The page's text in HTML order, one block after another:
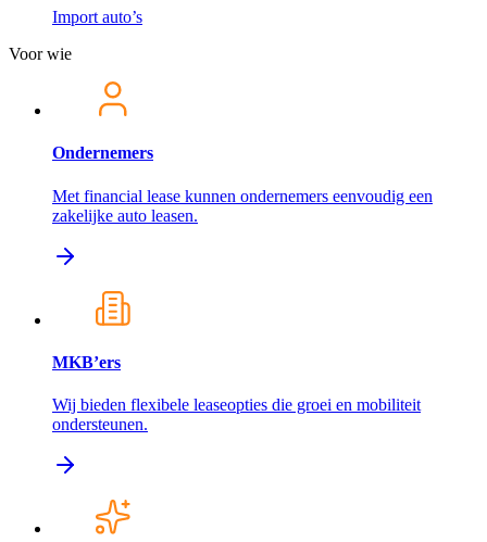
Import auto’s
Voor wie
Ondernemers
Met financial lease kunnen ondernemers eenvoudig een
zakelijke auto leasen.
MKB’ers
Wij bieden flexibele leaseopties die groei en mobiliteit
ondersteunen.